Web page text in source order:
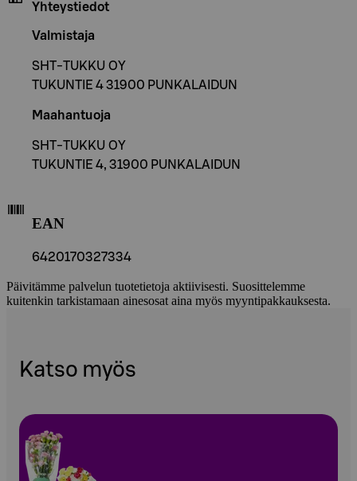
Yhteystiedot
Valmistaja
SHT-TUKKU OY
TUKUNTIE 4 31900 PUNKALAIDUN
Maahantuoja
SHT-TUKKU OY
TUKUNTIE 4, 31900 PUNKALAIDUN
EAN
6420170327334
Päivitämme palvelun tuotetietoja aktiivisesti. Suosittelemme
kuitenkin tarkistamaan ainesosat aina myös myyntipakkauksesta.
Katso myös